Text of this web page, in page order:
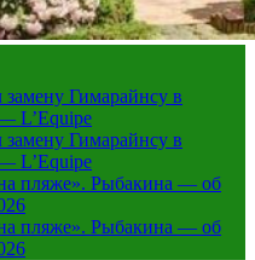
Гимарайнсу в
L’Equipe
Гимарайнсу в
L’Equipe
пляже». Рыбакина — об
пляже». Рыбакина — об